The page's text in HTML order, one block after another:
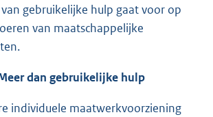
gebruikelijke hulp gaat voor op
van maatschappelijke
dan gebruikelijke hulp
individuele maatwerkvoorziening